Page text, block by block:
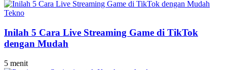
Tekno
Inilah 5 Cara Live Streaming Game di TikTok
dengan Mudah
5 menit